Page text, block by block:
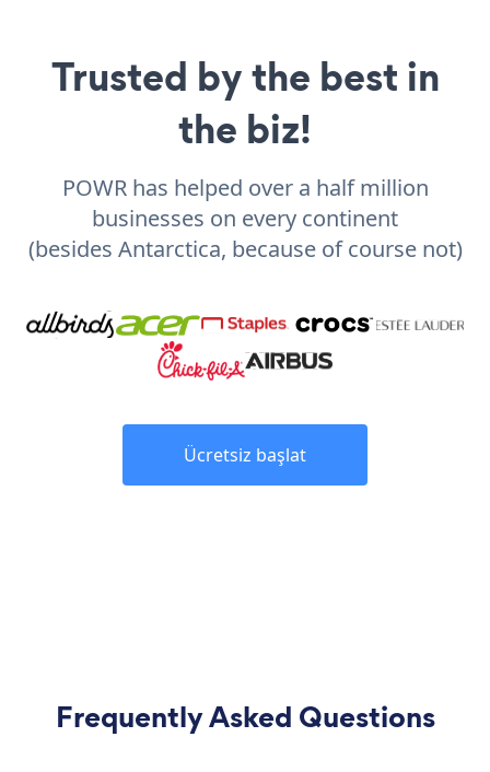
Trusted by the best in
the biz!
POWR has helped over a half million
businesses on every continent
(besides Antarctica, because of course not)
Ücretsiz başlat
Frequently Asked Questions